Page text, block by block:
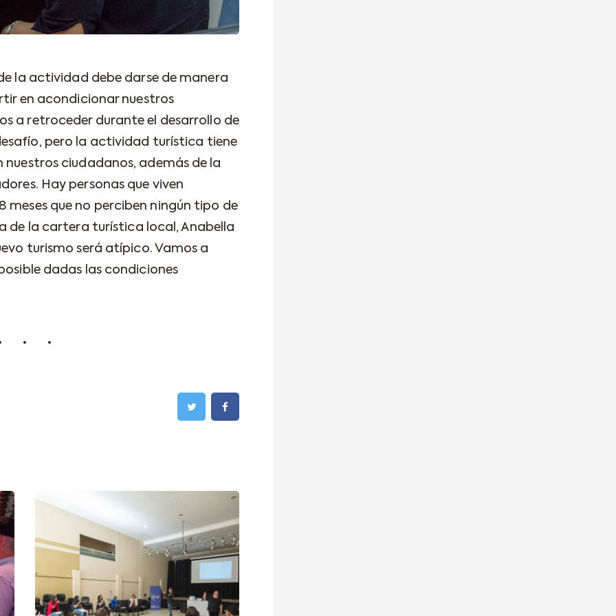
la actividad debe darse de manera
en acondicionar nuestros
a retroceder durante el desarrollo de
pero la actividad turística tiene
ciudadanos, además de la
Hay personas que viven
meses que no perciben ningún tipo de
de la cartera turística local, Anabella
turismo será atípico. Vamos a
dadas las condiciones